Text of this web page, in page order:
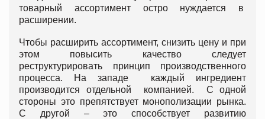
товарный ассортимент остро нуждается в
расширении.
Чтобы расширить ассортимент, снизить цену и при
этом повысить качество следует
реструктурировать принцип производственного
процесса. На западе каждый ингредиент
производится отдельной компанией. С одной
стороны это препятствует монополизации рынка.
С другой – это способствует развитию